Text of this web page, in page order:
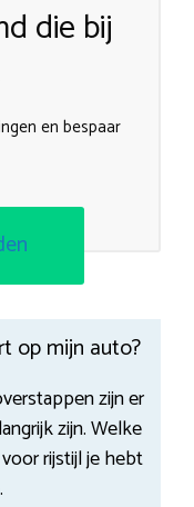
die bij
en bespaar
op mijn auto?
zijn er
zijn. Welke
rijstijl je hebt